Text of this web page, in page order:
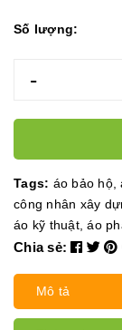
Số lượng:
-
Tags: áo bảo hộ,
công nhân xây
áo kỹ thuật,áo
Chia sẻ:
Mô tả